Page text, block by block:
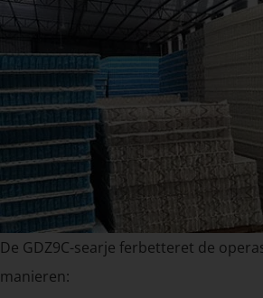
De GDZ9C-searje ferbetteret de
manieren: